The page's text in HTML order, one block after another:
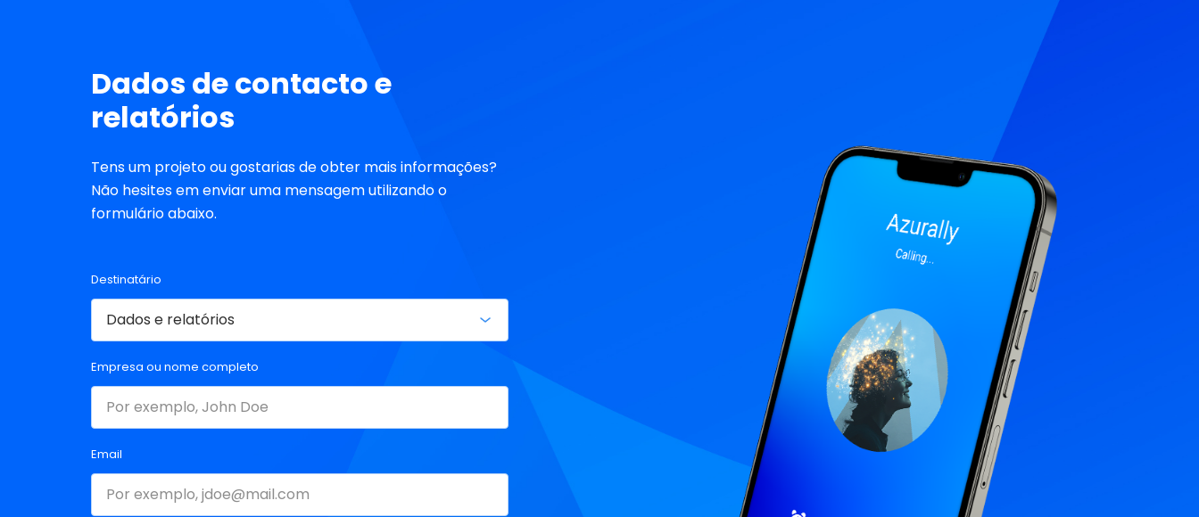
Dados de contacto e
relatórios
Tens um projeto ou gostarias de obter mais informações?
Não hesites em enviar uma mensagem utilizando o
formulário abaixo.
Destinatário
Empresa ou nome completo
Email